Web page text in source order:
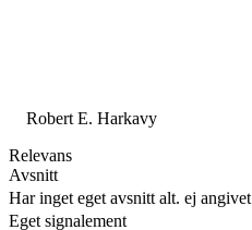
Robert E. Harkavy
Relevans
Avsnitt
Har inget eget avsnitt alt. ej angivet
Eget signalement